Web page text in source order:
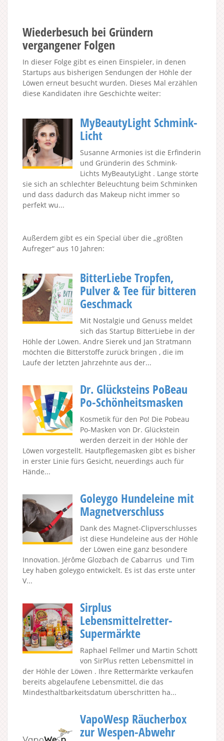
Wiederbesuch bei Gründern
vergangener Folgen
In dieser Folge gibt es einen Einspieler, in denen
Startups aus bisherigen Sendungen der Höhle der
Löwen erneut besucht wurden. Dieses Mal erzählen
diese Kandidaten ihre Geschichte weiter:
MyBeautyLight Schmink-
Licht
Susanne Armonies ist die Erfinderin
und Gründerin des Schmink-
Lichts MyBeautyLight . Lange störte
sie sich an schlechter Beleuchtung beim Schminken
und dass dadurch das Makeup nicht immer so
perfekt wu...
Außerdem gibt es ein Special über die „größten
Aufreger“ aus 10 Jahren:
BitterLiebe Tropfen,
Pulver & Tee für bitteren
Geschmack
Mit Nostalgie und Genuss meldet
sich das Startup BitterLiebe in der
Höhle der Löwen. Andre Sierek und Jan Stratmann
möchten die Bitterstoffe zurück bringen , die im
Laufe der letzten Jahrzehnte aus der...
Dr. Glücksteins PoBeau
Po-Schönheitsmasken
Kosmetik für den Po! Die Pobeau
Po-Masken von Dr. Glückstein
werden derzeit in der Höhle der
Löwen vorgestellt. Hautpflegemasken gibt es bisher
in erster Linie fürs Gesicht, neuerdings auch für
Hände...
Goleygo Hundeleine mit
Magnetverschluss
Dank des Magnet-Clipverschlusses
ist diese Hundeleine aus der Höhle
der Löwen eine ganz besondere
Innovation. Jérôme Glozbach de Cabarrus und Tim
Ley haben goleygo entwickelt. Es ist das erste unter
V...
Sirplus
Lebensmittelretter-
Supermärkte
Raphael Fellmer und Martin Schott
von SirPlus retten Lebensmittel in
der Höhle der Löwen . Ihre Rettermärkte verkaufen
bereits abgelaufene Lebensmittel, die das
Mindesthaltbarkeitsdatum überschritten ha...
VapoWesp Räucherbox
zur Wespen-Abwehr